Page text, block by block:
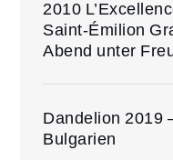
2010
Saint-Émilion
Abend unter
Dandelion 2019
Bulgarien